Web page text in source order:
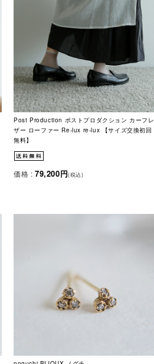
Post Production ポストプロダクション カーフレ
ザー ローファー Re-lux re-lux 【サイズ交換初回
無料】
価格 : 79,200円(税込)